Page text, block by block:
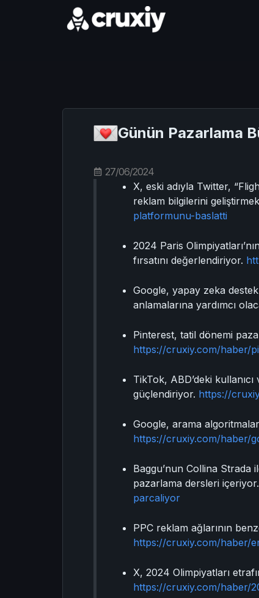
Günün Pazarlama
27/06/2024
X, eski adıyla Twitter,
reklam bilgilerini
platformunu-baslatti
2024 Paris
fırsatını değerlendiriyor.
Google, yapay zeka
anlamalarına yardımcı
Pinterest, tatil dönemi
https://cruxiy.com/haber/
TikTok, ABD’deki
güçlendiriyor. https://
Google, arama
https://cruxiy.com/haber/
Baggu’nun Collina Strada
pazarlama dersleri içeriyor.
parcaliyor
PPC reklam ağlarının
https://cruxiy.com/haber/
X, 2024 Olimpiyatları
https://cruxiy.com/haber/